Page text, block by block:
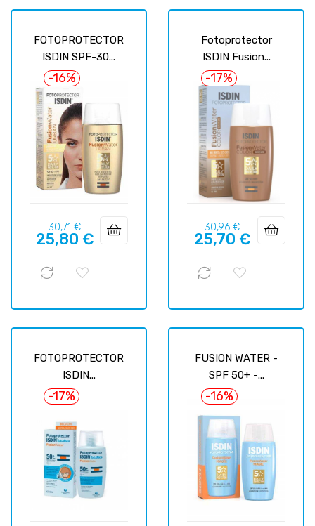
FOTOPROTECTOR
ISDIN SPF-30...
-16%
Prix
habituel
30,71 €Prix
25,80 €
Fotoprotector
ISDIN Fusion...
-17%
Prix
habituel
30,96 €Prix
25,70 €
FOTOPROTECTOR
ISDIN...
-17%
FUSION WATER -
SPF 50+ -...
-16%